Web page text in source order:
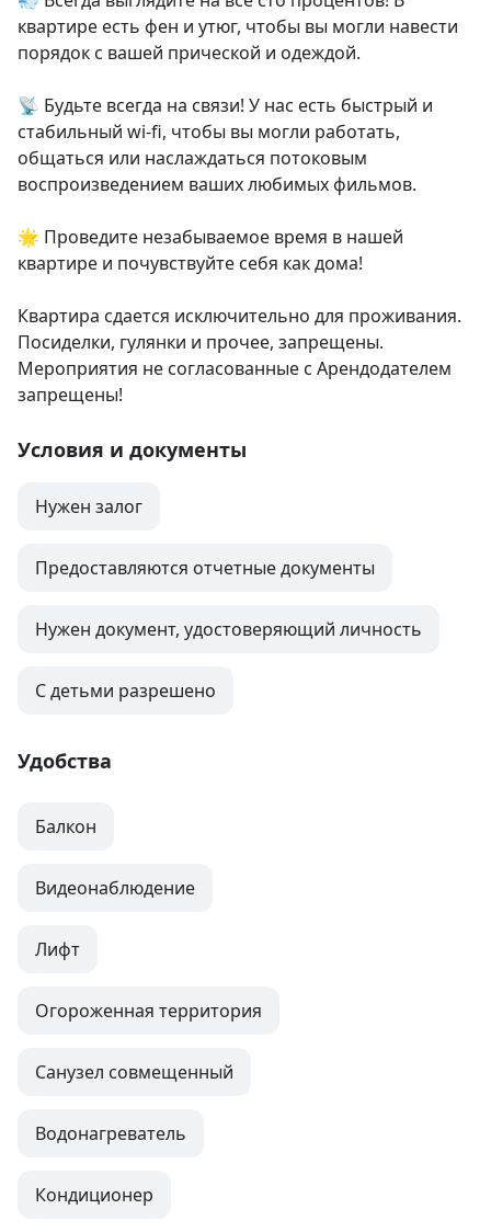
квартире есть фен и утюг, чтобы вы могли навести
порядок с вашей прической и одеждой.
📡 Будьте всегда на связи! У нас есть быстрый и
стабильный wi-fi, чтобы вы могли работать,
общаться или наслаждаться потоковым
воспроизведением ваших любимых фильмов.
🌟 Проведите незабываемое время в нашей
квартире и почувствуйте себя как дома!
Квартира сдается исключительно для проживания.
Посиделки, гулянки и прочее, запрещены.
Мероприятия не согласованные с Арендодателем
запрещены!
Условия и документы
Нужен залог
Предоставляются отчетные документы
Нужен документ, удостоверяющий личность
С детьми разрешено
Удобства
Балкон
Видеонаблюдение
Лифт
Огороженная территория
Санузел совмещенный
Водонагреватель
Кондиционер